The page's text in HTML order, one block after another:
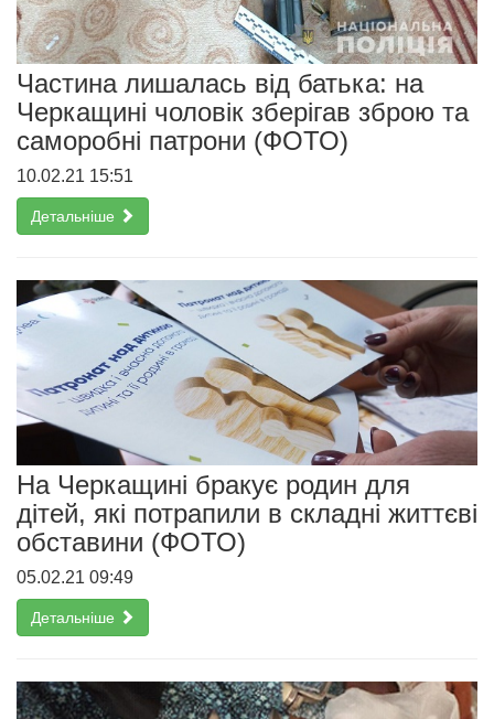
Частина лишалась від батька: на
Черкащині чоловік зберігав зброю та
саморобні патрони (ФОТО)
10.02.21 15:51
Детальніше
На Черкащині бракує родин для
дітей, які потрапили в складні життєві
обставини (ФОТО)
05.02.21 09:49
Детальніше